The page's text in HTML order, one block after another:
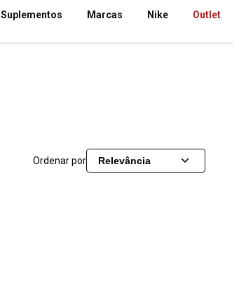
Suplementos Marcas Nike Outlet
Ordenar por Relevância